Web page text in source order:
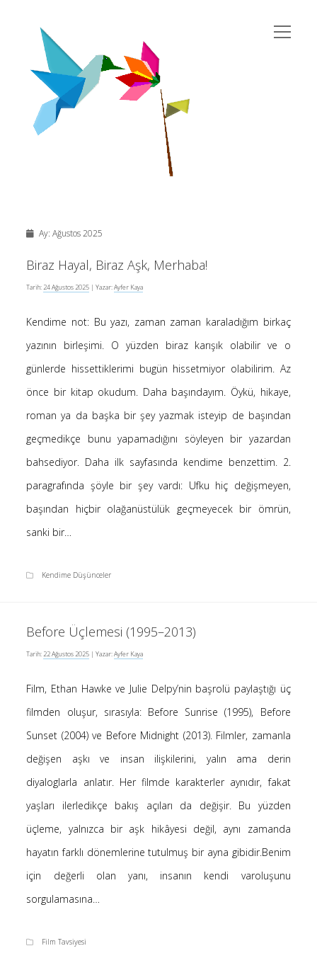
susema
menüyü
aç
Son Yazılar
10 Şubat 2026
Biraz Hayal, Biraz Aşk, Merhaba!
24 Ağustos 2025
Kader: Alın Yazısı mı Akıl Yazısı mı?
27 Kasım 2024
Kendime Düşünceler
27 Ekim 2024
Ziynet Nedir? (Nur 31)
Ayfer Kaya-Kur’an’a göre Hırsızın Eli mi Kesilir ?
Hakan öztürk-Kur’an’a göre Hırsızın Eli mi Kesilir ?
4 Ocak 2025
Yasemin Aydoğdu Kendime Düşünceler
10 Kasım 2024
Medine yaprak Kendime Düşünceler
10 Kasım 2024
Ayfer Kaya- Saçı Örtmek Kur’an’ın Emri midir?
30 Nisan 2020
laçin- Saçı Örtmek Kur’an’ın Emri midir?
Ay:Ağustos 2025
Biraz Hayal, Biraz Aşk, Merhaba!
Tarih: 24 Ağustos 2025 | Yazar:Ayfer Kaya
Kendime not: Bu yazı, zaman zaman karaladığım birkaç
yazının birleşimi. O yüzden biraz karışık olabilir ve o
günlerde hissettiklerimi bugün hissetmiyor olabilirim. Az
önce bir kitap okudum. Daha başındayım. Öykü, hikaye,
roman ya da başka bir şey yazmak isteyip de başından
geçmedikçe bunu yapamadığını söyleyen bir yazardan
bahsediyor. Daha ilk sayfasında kendime benzettim. 2.
paragrafında şöyle bir şey vardı: Ufku hiç değişmeyen,
başından hiçbir olağanüstülük geçmeyecek bir ömrün,
sanki bir…
Kendime Düşünceler
Before Üçlemesi (1995–2013)
Tarih: 22 Ağustos 2025 | Yazar:Ayfer Kaya
Film, Ethan Hawke ve Julie Delpy’nin başrolü paylaştığı üç
filmden oluşur, sırasıyla: Before Sunrise (1995), Before
Sunset (2004) ve Before Midnight (2013). Filmler, zamanla
değişen aşkı ve insan ilişkilerini, yalın ama derin
diyaloglarla anlatır. Her filmde karakterler aynıdır, fakat
yaşları ilerledikçe bakış açıları da değişir. Bu yüzden
üçleme, yalnızca bir aşk hikâyesi değil, aynı zamanda
hayatın farklı dönemlerine tutulmuş bir ayna gibidir.Benim
için değerli olan yanı, insanın kendi varoluşunu
sorgulamasına…
Film Tavsiyesi